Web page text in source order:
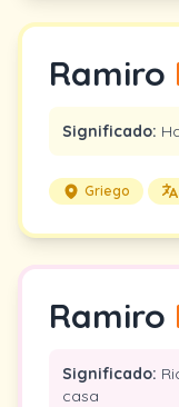
Ramiro
Significado:
Griego
Ramiro
Significado:
casa